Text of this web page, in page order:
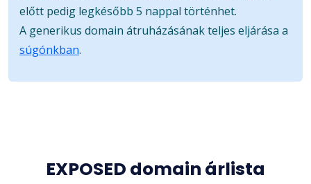
előtt pedig legkésőbb 5 nappal történhet.
A generikus domain átruházásának teljes eljárása a
súgónkban.
EXPOSED domain árlista